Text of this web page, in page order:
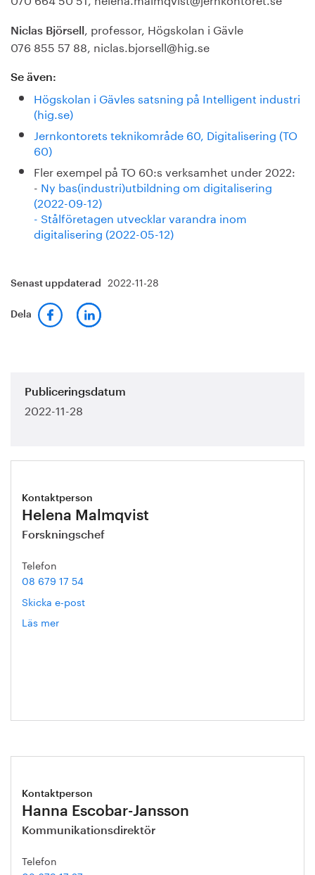
Niclas Björsell
, professor, Högskolan i Gävle
076 855 57 88, niclas.bjorsell@hig.se
Se även:
Högskolan i Gävles satsning på Intelligent industri
(hig.se)
Jernkontorets teknikområde 60, Digitalisering (TO
60)
Fler exempel på TO 60:s verksamhet under 2022:
- Ny bas(industri)utbildning om digitalisering
(2022-09-12)
- Stålföretagen utvecklar varandra inom
digitalisering (2022-05-12)
Senast uppdaterad 2022-11-28
Dela
Publiceringsdatum
2022-11-28
Kontaktperson
Helena Malmqvist
Forskningschef
Telefon
08 679 17 54
Skicka e-post
Läs mer
Kontaktperson
Hanna Escobar-Jansson
Kommunikationsdirektör
Telefon